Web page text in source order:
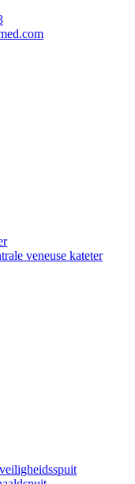
veneuse kateter